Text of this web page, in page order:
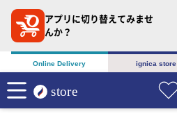
アプリに切り替えてみませ
んか？
Online Delivery ignica store